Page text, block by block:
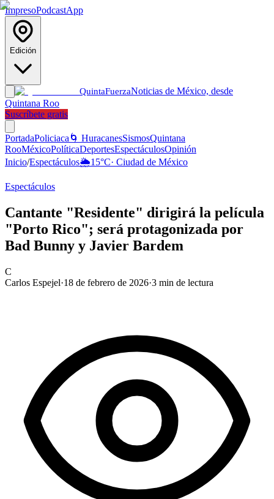
ImpresoPodcastApp
Edición
QuintaFuerzaNoticias de México, desde
Quintana Roo
Suscríbete gratis
PortadaPoliciaca 🌀 HuracanesSismosQuintana
RooMéxicoPolíticaDeportesEspectáculosOpinión
Inicio/Espectáculos🌦️15°C· Ciudad de México
Espectáculos
Cantante "Residente" dirigirá la película
"Porto Rico"; será protagonizada por
Bad Bunny y Javier Bardem
C
Carlos Espejel·18 de febrero de 2026·3 min de lectura